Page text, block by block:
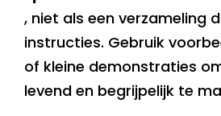
, niet als een verzameling
instructies. Gebruik
of kleine demonstraties
levend en begrijpelijk te